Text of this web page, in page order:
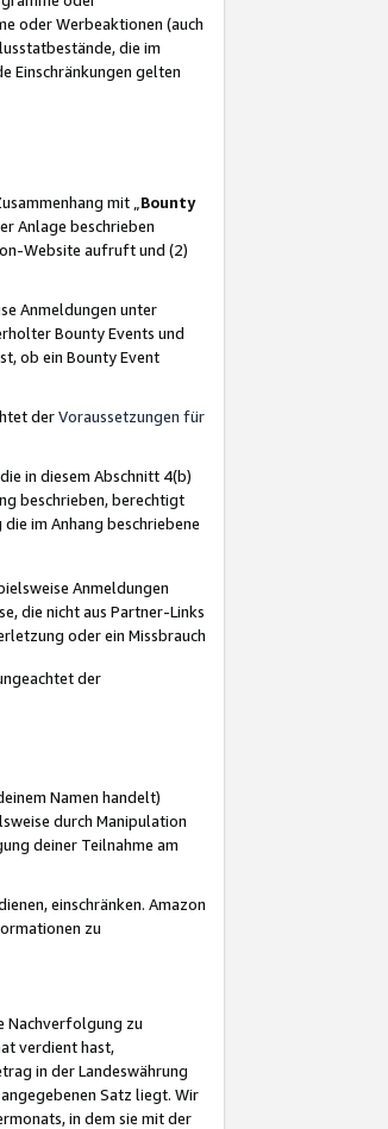
oder Werbeaktionen (auch
die im
Einschränkungen gelten
mit „ Bounty
Anlage beschrieben
Website aufruft und (2)
Anmeldungen unter
Bounty Events und
ob ein Bounty Event
derVoraussetzungen für
in diesem Abschnitt 4(b)
beschrieben, berechtigt
im Anhang beschriebene
Anmeldungen
die nicht aus Partner-Links
oder ein Missbrauch
der
Namen handelt)
durch Manipulation
deiner Teilnahme am
einschränken. Amazon
zu
Nachverfolgung zu
verdient hast,
in der Landeswährung
Satz liegt. Wir
in dem sie mit der